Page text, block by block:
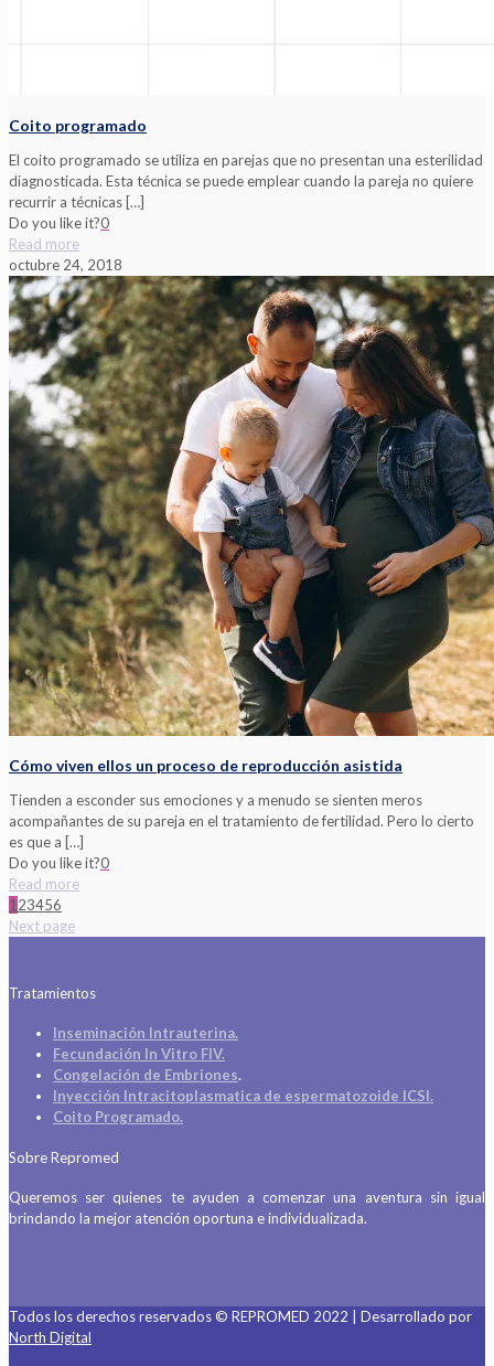
Coito programado
El coito programado se utiliza en parejas que no presentan una esterilidad
diagnosticada. Esta técnica se puede emplear cuando la pareja no quiere
recurrir a técnicas […]
Do you like it?0
Read more
octubre 24, 2018
Cómo viven ellos un proceso de reproducción asistida
Tienden a esconder sus emociones y a menudo se sienten meros
acompañantes de su pareja en el tratamiento de fertilidad. Pero lo cierto
es que a […]
Do you like it?0
Read more
1 23456
Next page
Tratamientos
Inseminación Intrauterina.
Fecundación In Vitro FIV.
Congelación de Embriones.
Inyección Intracitoplasmatica de espermatozoide ICSI.
Coito Programado.
Sobre Repromed
Queremos ser quienes te ayuden a comenzar una aventura sin igual
brindando la mejor atención oportuna e individualizada.
Todos los derechos reservados © REPROMED 2022 | Desarrollado por
North Digital